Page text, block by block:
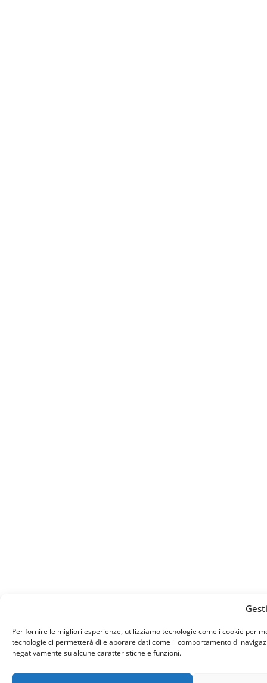
Per fornire le migliori esperienze, utilizziamo tecnologie come i cookie per
tecnologie ci permetterà di elaborare dati come il comportamento di
negativamente su alcune caratteristiche e funzioni.